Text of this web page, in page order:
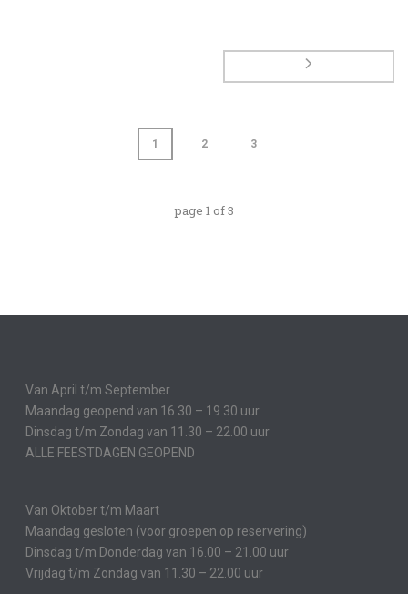
1 2 3
page 1of3
Van April t/m September
Maandag geopend van 16.30 – 19.30 uur
Dinsdag t/m Zondag van 11.30 – 22.00 uur
ALLE FEESTDAGEN GEOPEND
Van Oktober t/m Maart
Maandag gesloten (voor groepen op reservering)
Dinsdag t/m Donderdag van 16.00 – 21.00 uur
Vrijdag t/m Zondag van 11.30 – 22.00 uur